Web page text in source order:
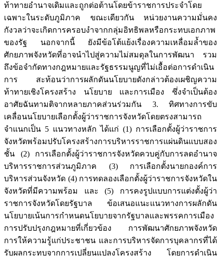
ท้าทายอำนาจเดิมและถูกต่อต้านโดยข้าราชการประจำโดย
เฉพาะในระดับภูมิภาค ขณะเดียวกัน หน่วยงานความมั่นคง
กังวลว่าจะเกิดการครอบงำจากกลุ่มอิทธิพลหรือกระทบเอกภาพ
ของรัฐ นอกจากนี้ ยังมีข้อโต้แย้งเรื่องความเหลื่อมล้ำของ
ศักยภาพจังหวัดที่อาจนำไปสู่ความไม่สมดุลในการพัฒนา รวม
ถึงข้อจำกัดทางกฎหมายและรัฐธรรมนูญที่ไม่เอื้อต่อการดำเนิน
การ สะท้อนว่าการผลักดันนโยบายดังกล่าวต้องเผชิญความ
ท้าทายเชิงโครงสร้าง นโยบาย และการเมือง ซึ่งจำเป็นต้อง
อาศัยฉันทามติจากหลายภาคส่วนร่วมกัน 3. ทิศทางการขับ
เคลื่อนนโยบายเลือกตั้งผู้ว่าราชการจังหวัดโดยตรงสามารถ
จำแนกเป็น 5 แนวทางหลัก ได้แก่ (1) การเลือกตั้งผู้ว่าราชการ
จังหวัดพร้อมปรับโครงสร้างการบริหารราชการแผ่นดินแบบสอง
ชั้น (2) การเลือกตั้งผู้ว่าราชการจังหวัดควบคู่กับการลดอำนาจ
บริหารราชการส่วนภูมิภาค (3) การเลือกตั้งนายกองค์การ
บริหารส่วนจังหวัด (4) การทดลองเลือกตั้งผู้ว่าราชการจังหวัดใน
จังหวัดที่มีความพร้อม และ (5) การคงรูปแบบการแต่งตั้งผู้ว่า
ราชการจังหวัดโดยรัฐบาล ข้อเสนอแนะแนวทางการผลักดัน
นโยบายเน้นการกำหนดนโยบายจากรัฐบาลและพรรคการเมือง
การปรับปรุงกฎหมายที่เกี่ยวข้อง การพัฒนาศักยภาพจังหวัด
การให้ความรู้แก่ประชาชน และการบริหารจัดการบุคลากรที่ได้
รับผลกระทบจากการเปลี่ยนแปลงโครงสร้าง โดยการดำเนิน